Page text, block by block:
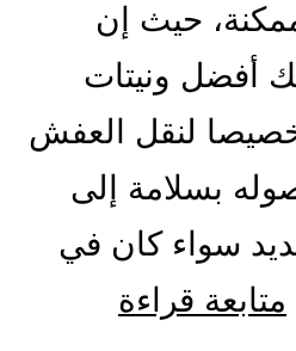
حيث إن
أفضل ونيتات
خصيصا لنقل العفش
بسلامة إلى
سواء كان في
متابعة قراءة